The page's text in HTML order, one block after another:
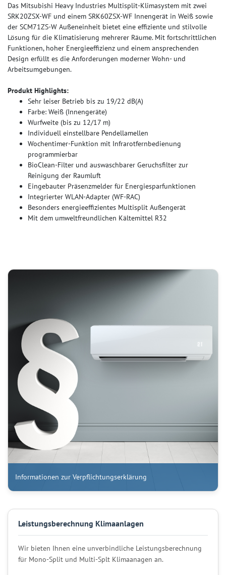
Das Mitsubishi Heavy Industries Multisplit-Klimasystem mit zwei
SRK20ZSX-WF und einem SRK60ZSX-WF Innengerät in Weiß sowie
der SCM71ZS-W Außeneinheit bietet eine effiziente und stilvolle
Lösung für die Klimatisierung mehrerer Räume. Mit fortschrittlichen
Funktionen, hoher Energieeffizienz und einem ansprechenden
Design erfüllt es die Anforderungen moderner Wohn- und
Arbeitsumgebungen.
Produkt Highlights:
Sehr leiser Betrieb bis zu 19/22 dB(A)
Farbe: Weiß (Innengeräte)
Wurfweite (bis zu 12/17 m)
Individuell einstellbare Pendellamellen
Wochentimer-Funktion mit Infrarotfernbedienung
programmierbar
BioClean-Filter und auswaschbarer Geruchsfilter zur
Reinigung der Raumluft
Eingebauter Präsenzmelder für Energiesparfunktionen
Integrierter WLAN-Adapter (WF-RAC)
Besonders energieeffizientes Multisplit Außengerät
Mit dem umweltfreundlichen Kältemittel R32
Informationen zur Verpflichtungserklärung
Leistungsberechnung Klimaanlagen
Wir bieten Ihnen eine unverbindliche Leistungsberechnung
für Mono-Split und Multi-Splt Klimaanagen an.